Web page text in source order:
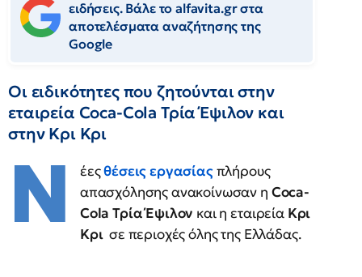
ειδήσεις. Βάλε το alfavita.gr στα
αποτελέσματα αναζήτησης της
Google
Οι ειδικότητες που ζητούνται στην
εταιρεία Coca-Cola Τρία Έψιλον και
στην Κρι Κρι
Ν έεςθέσεις εργασίαςπλήρους
απασχόλησης ανακοίνωσαν η Coca-
Cola Τρία Έψιλον και η εταιρείαΚρι
Κρι σε περιοχές όλης της Ελλάδας.